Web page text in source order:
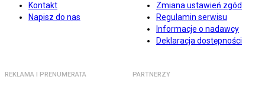
Kontakt
Napisz do nas
Zmiana ustawień zgód
Regulamin serwisu
Informacje o nadawcy
Deklaracja dostępności
REKLAMA I PRENUMERATA PARTNERZY